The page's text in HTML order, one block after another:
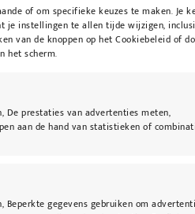
of om specifieke keuzes te maken. Je
je instellingen te allen tijde wijzigen,
van de knoppen op het Cookiebeleid of
het scherm.
De prestaties van advertenties meten,
aan de hand van statistieken of
gegevens gebruiken om
Toevoegen aan